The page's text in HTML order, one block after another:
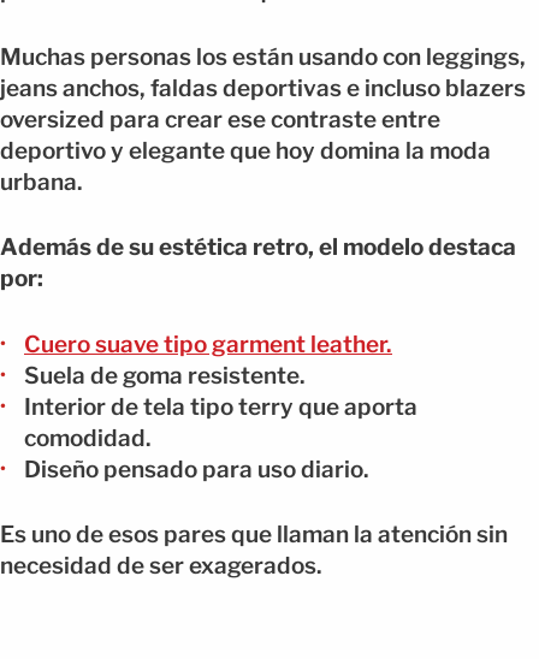
Muchas personas los están usando con leggings,
jeans anchos, faldas deportivas e incluso blazers
oversized para crear ese contraste entre
deportivo y elegante que hoy domina la moda
urbana.
Además de su estética retro, el modelo destaca
por:
Cuero suave tipo garment leather.
Suela de goma resistente.
Interior de tela tipo terry que aporta
comodidad.
Diseño pensado para uso diario.
Es uno de esos pares que llaman la atención sin
necesidad de ser exagerados.